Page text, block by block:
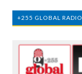
+255 GLOBAL RADIO